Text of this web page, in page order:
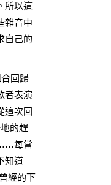
所以這
雜音中
自己的
回歸
者表演
這次回
的趕
每當
知道
經的下